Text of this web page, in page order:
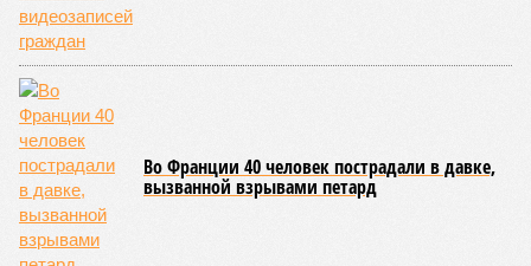
сроки должны материализоваться? На строительной
площадке, по свидетельствам дольщиков, регулярно
бывающих у забора, какая-либо техника отсутствует. Ни
бетононасосов, ни работающих кранов, ни признаков
мобилизации подрядчиков. При том, что до «декабря 2026»
осталось менее полугода.
Если в «Сказочном лесу» техзаказчик публично
отчитывался о поэтапной готовности – 90%, затем 97%, с
конкретными инженерными работами (усиление
монолитных конструкций, устранение проектных ошибок) –